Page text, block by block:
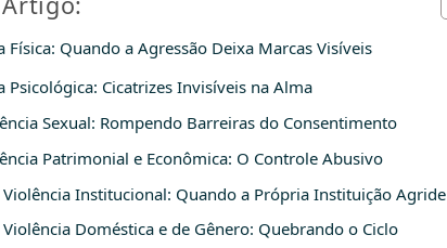
Física: Quando a Agressão Deixa Marcas Visíveis
Psicológica: Cicatrizes Invisíveis na Alma
Sexual: Rompendo Barreiras do Consentimento
Patrimonial e Econômica: O Controle Abusivo
Violência Institucional: Quando a Própria Instituição Agride
Violência Doméstica e de Gênero: Quebrando o Ciclo